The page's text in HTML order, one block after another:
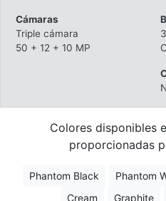
Cámaras
Triple cámara
50 + 12 + 10 MP
Colores disponibles
proporcionadas
Phantom Black Phantom
Cream
Graphite